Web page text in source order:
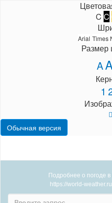
C C
Arial Times
A
1
Обычная версия
Подробнее о погоде
https://world-